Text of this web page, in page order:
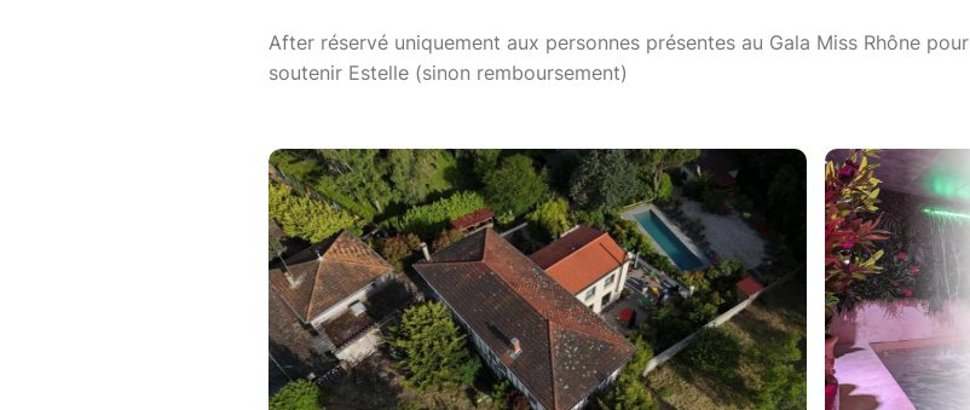
After réservé uniquement aux personnes présentes au Gala Miss Rhône pour
soutenir Estelle (sinon remboursement)